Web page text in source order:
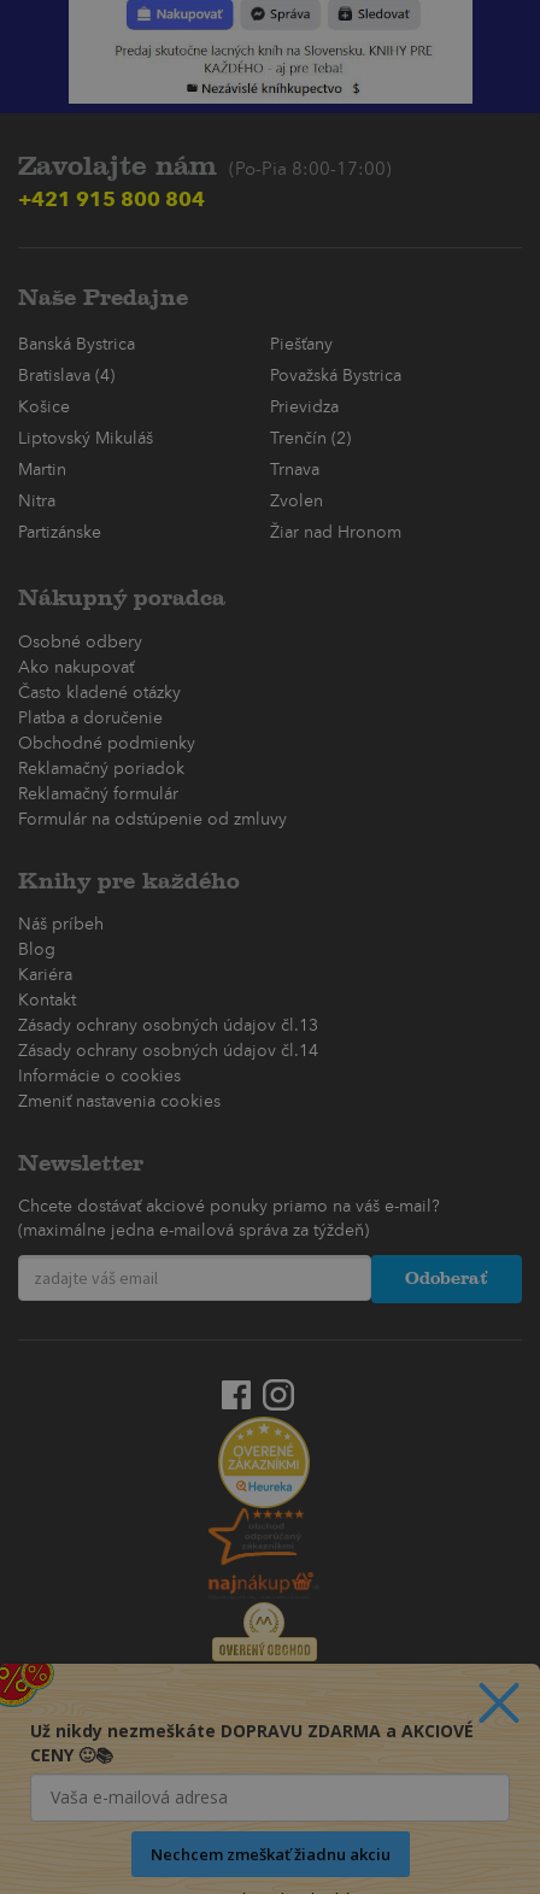
Zavolajte nám (Po-Pia 8:00-17:00)
+421 915 800 804
Naše Predajne
Banská Bystrica
Piešťany
Bratislava (4)
Považská Bystrica
Košice
Prievidza
Liptovský Mikuláš
Trenčín (2)
Martin
Trnava
Nitra
Zvolen
Partizánske
Žiar nad Hronom
Nákupný poradca
Osobné odbery
Ako nakupovať
Často kladené otázky
Platba a doručenie
Obchodné podmienky
Reklamačný poriadok
Reklamačný formulár
Formulár na odstúpenie od zmluvy
Knihy pre každého
Náš príbeh
Blog
Kariéra
Kontakt
Zásady ochrany osobných údajov čl.13
Zásady ochrany osobných údajov čl.14
Informácie o cookies
Zmeniť nastavenia cookies
Newsletter
Chcete dostávať akciové ponuky priamo na váš e-mail?
(maximálne jedna e-mailová správa za týždeň)
Odoberať
Už nikdy nezmeškáte DOPRAVU ZDARMA a AKCIOVÉ
CENY 🙂📚
Nechcem zmeškať žiadnu akciu